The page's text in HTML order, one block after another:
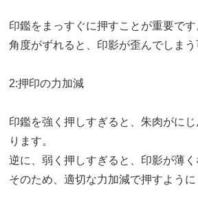
印鑑をまっすぐに押すことが重要です
角度がずれると、印影が歪んでしまう
2:押印の力加減
印鑑を強く押しすぎると、朱肉がに
ります。
逆に、弱く押しすぎると、印影が薄く
そのため、適切な力加減で押すように